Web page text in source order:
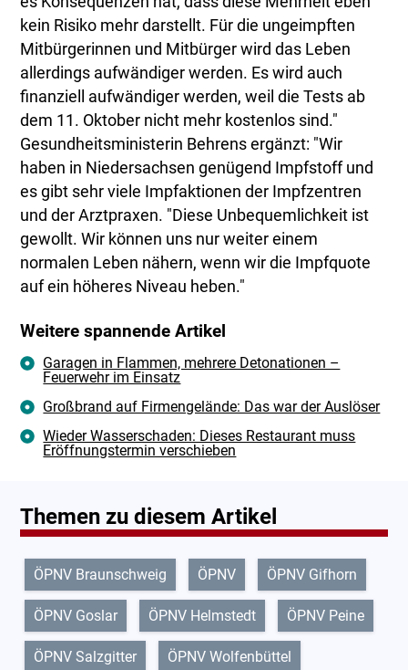
kein Risiko mehr darstellt. Für die ungeimpften
Mitbürgerinnen und Mitbürger wird das Leben
allerdings aufwändiger werden. Es wird auch
finanziell aufwändiger werden, weil die Tests ab
dem 11. Oktober nicht mehr kostenlos sind."
Gesundheitsministerin Behrens ergänzt: "Wir
haben in Niedersachsen genügend Impfstoff und
es gibt sehr viele Impfaktionen der Impfzentren
und der Arztpraxen. "Diese Unbequemlichkeit ist
gewollt. Wir können uns nur weiter einem
normalen Leben nähern, wenn wir die Impfquote
auf ein höheres Niveau heben."
Weitere spannende Artikel
Garagen in Flammen, mehrere Detonationen –
Feuerwehr im Einsatz
Großbrand auf Firmengelände: Das war der Auslöser
Wieder Wasserschaden: Dieses Restaurant muss
Eröffnungstermin verschieben
Themen zu diesem Artikel
ÖPNV Braunschweig ÖPNV ÖPNV Gifhorn
ÖPNV Goslar ÖPNV Helmstedt ÖPNV Peine
ÖPNV Salzgitter ÖPNV Wolfenbüttel